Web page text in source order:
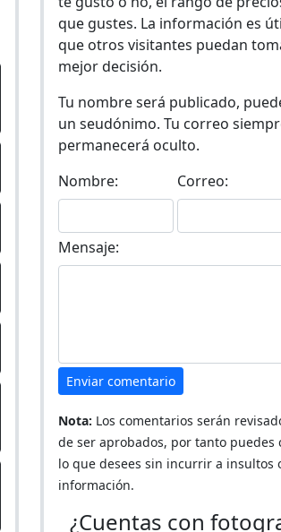
que gustes. La información es
que otros visitantes puedan
mejor decisión.
Tu nombre será publicado,
un seudónimo. Tu correo
permanecerá oculto.
Nombre:
Correo:
Mensaje:
Enviar comentario
Nota: Los comentarios serán
de ser aprobados, por tanto puedes
lo que desees sin incurrir a insultos
información.
¿Cuentas con